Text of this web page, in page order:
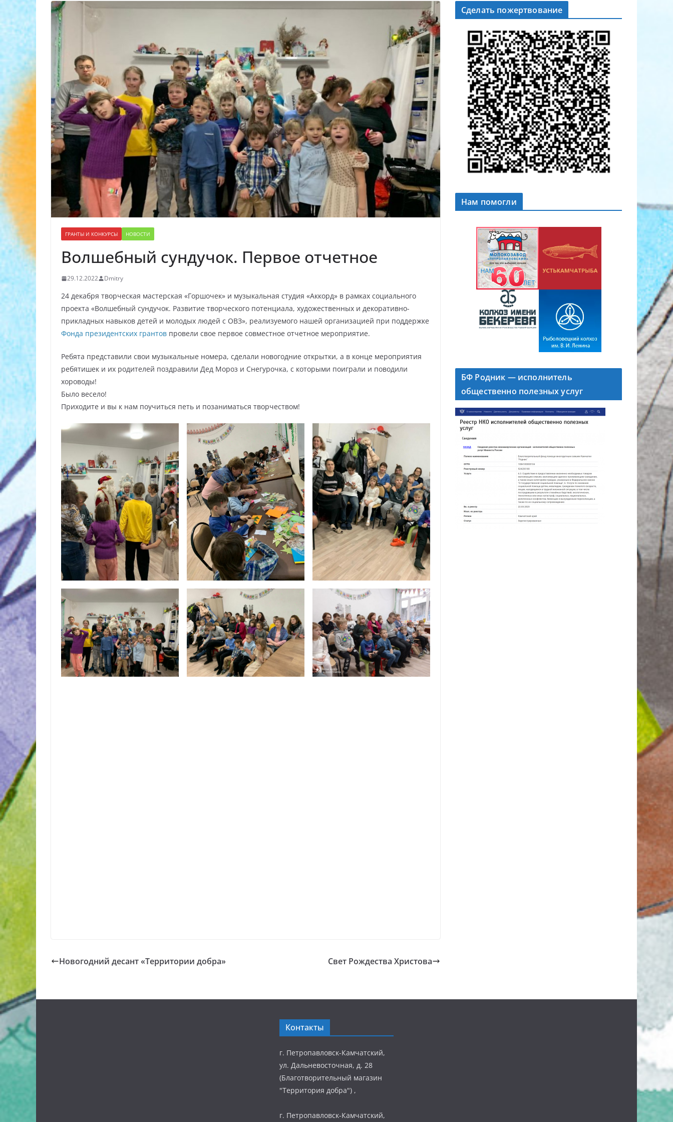
ГРАНТЫ И КОНКУРСЫ НОВОСТИ
Волшебный сундучок. Первое отчетное
29.12.2022 Dmitry
24 декабря творческая мастерская «Горшочек» и музыкальная студия «Аккорд» в рамках социального
проекта «Волшебный сундучок. Развитие творческого потенциала, художественных и декоративно-
прикладных навыков детей и молодых людей с ОВЗ», реализуемого нашей организацией при поддержке
Фонда президентских грантов провели свое первое совместное отчетное мероприятие.
Ребята представили свои музыкальные номера, сделали новогодние открытки, а в конце мероприятия
ребятишек и их родителей поздравили Дед Мороз и Снегурочка, с которыми поиграли и поводили
хороводы!
Было весело!
Приходите и вы к нам поучиться петь и позаниматься творчеством!
Новогодний десант «Территории добра» Свет Рождества Христова
Сделать пожертвование
Нам помогли
БФ Родник — исполнитель
общественно полезных услуг
Контакты
г. Петропавловск-Камчатский,
ул. Дальневосточная, д. 28
(Благотворительный магазин
"Территория добра") ,
г. Петропавловск-Камчатский,